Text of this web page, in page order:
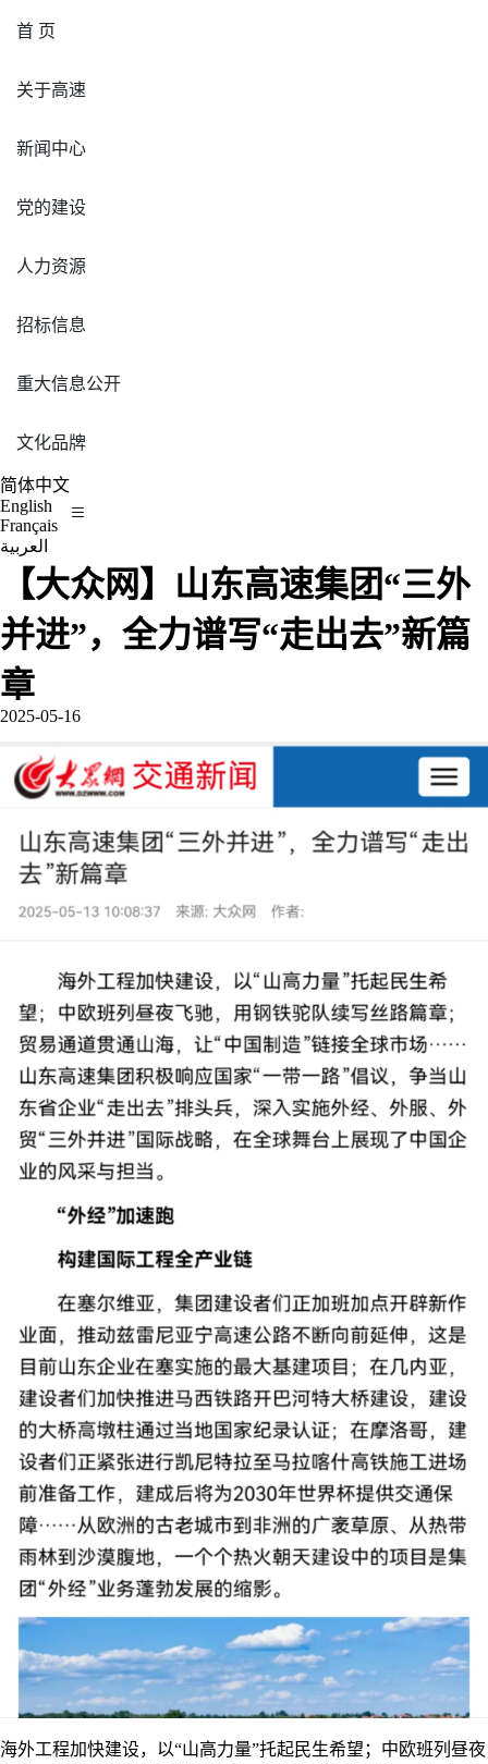
首 页
关于高速
新闻中心
党的建设
人力资源
招标信息
重大信息公开
文化品牌
简体中文
English
Français
العربية
【大众网】山东高速集团“三外
并进”，全力谱写“走出去”新篇
章
2025-05-16
海外工程加快建设，以“山高力量”托起民生希望；中欧班列昼夜